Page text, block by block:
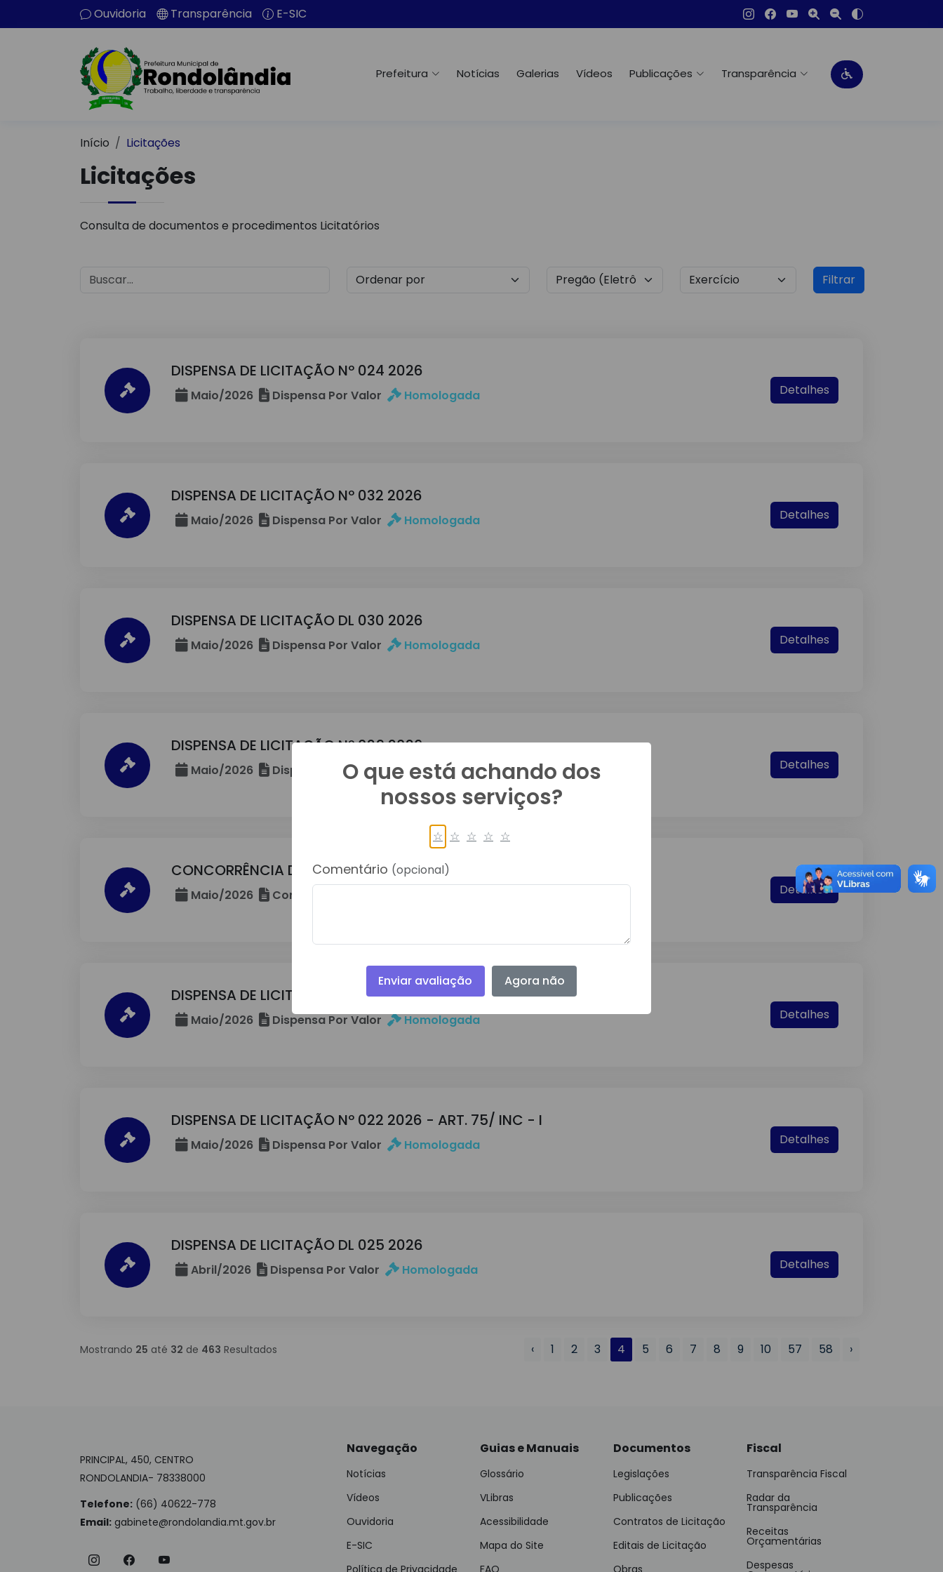
Ouvidoria Transparência E-SIC
Prefeitura Notícias Galerias Vídeos Publicações Transparência
Início Licitações
Licitações
Consulta de documentos e procedimentos Licitatórios
Filtrar
DISPENSA DE LICITAÇÃO Nº 024 2026
Maio/2026 Dispensa Por Valor Homologada Detalhes
DISPENSA DE LICITAÇÃO Nº 032 2026
Maio/2026 Dispensa Por Valor Homologada Detalhes
DISPENSA DE LICITAÇÃO DL 030 2026
Maio/2026 Dispensa Por Valor Homologada Detalhes
DISPENSA DE LICITAÇÃO Nº 029 2026
Maio/2026 Dispensa Por Valor Homologada Detalhes
CONCORRÊNCIA DE Nº. 003/2026
Maio/2026 Concorrência Detalhes
DISPENSA DE LICITAÇÃO DL 026 2026
Maio/2026 Dispensa Por Valor Homologada Detalhes
DISPENSA DE LICITAÇÃO Nº 022 2026 - ART. 75/ INC - I
Maio/2026 Dispensa Por Valor Homologada Detalhes
DISPENSA DE LICITAÇÃO DL 025 2026
Abril/2026 Dispensa Por Valor Homologada Detalhes
Mostrando 25 até 32 de 463 Resultados ‹ 1 2 3 4 5 6 7 8 9 10 57 58 ›
PRINCIPAL, 450, CENTRO
RONDOLANDIA- 78338000
Telefone: (66) 40622-778
Email: gabinete@rondolandia.mt.gov.br
Navegação
Notícias
Vídeos
Ouvidoria
E-SIC
Política de Privacidade
Guias e Manuais
Glossário
VLibras
Acessibilidade
Mapa do Site
FAQ
Documentos
Legislações
Publicações
Contratos de Licitação
Editais de Licitação
Obras
Fiscal
Transparência Fiscal
Radar da
Transparência
Receitas
Orçamentárias
Despesas
O que está achando dos
nossos serviços?
☆ ☆ ☆ ☆ ☆
Comentário (opcional)
Enviar avaliação Agora não